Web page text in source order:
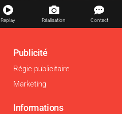
Replay Réalisation Contact
Publicité
Régie publicitaire
Marketing
Informations